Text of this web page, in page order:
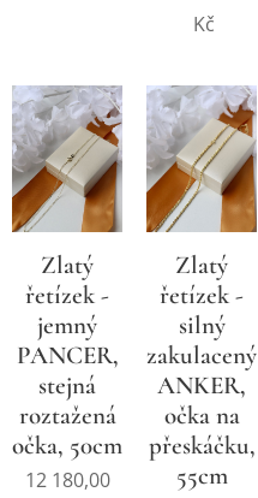
Kč
Zlatý
řetízek -
jemný
PANCER,
stejná
roztažená
očka, 50cm
12 180,00
Zlatý
řetízek -
silný
zakulacený
ANKER,
očka na
přeskáčku,
55cm